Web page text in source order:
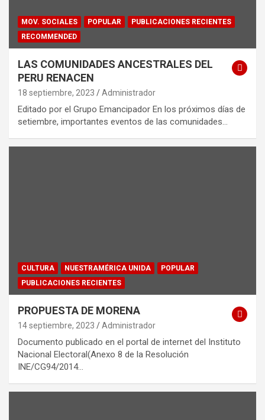
MOV. SOCIALES POPULAR
PUBLICACIONES RECIENTES
RECOMMENDED
LAS COMUNIDADES ANCESTRALES DEL
PERU RENACEN
18 septiembre, 2023 Administrador
Editado por el Grupo Emancipador En los próximos días de
setiembre, importantes eventos de las comunidades…
CULTURA NUESTRAMÉRICA UNIDA
POPULAR
PUBLICACIONES RECIENTES
PROPUESTA DE MORENA
14 septiembre, 2023 Administrador
Documento publicado en el portal de internet del Instituto
Nacional Electoral(Anexo 8 de la Resolución
INE/CG94/2014…